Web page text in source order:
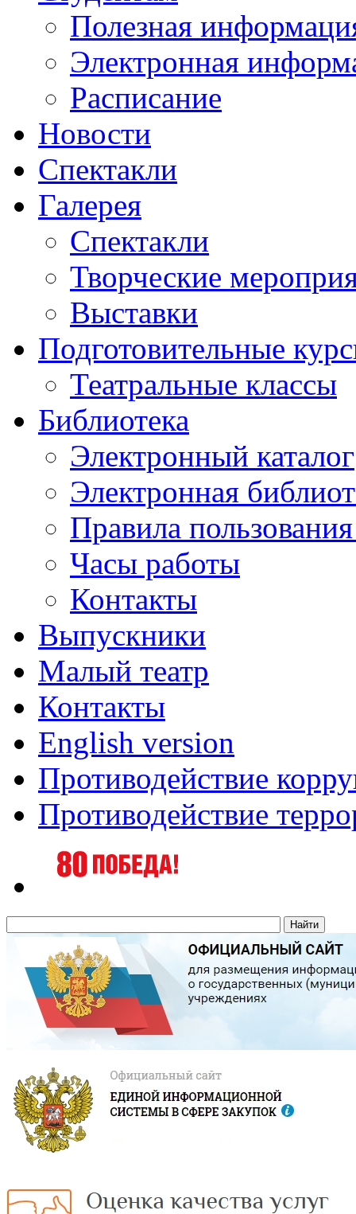
Полезная
Электронная
Расписание
Новости
Спектакли
Галерея
Спектакли
Творческие
Выставки
Подготовительные
Театральные классы
Библиотека
Электронный каталог
Электронная
Правила
Часы работы
Контакты
Выпускники
Малый театр
Контакты
English version
Противодействие
Противодействие